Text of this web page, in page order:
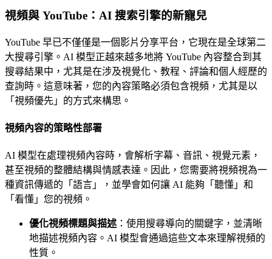
視頻與 YouTube：AI 搜索引擎的新寵兒
YouTube 早已不僅僅是一個影片分享平台，它現在是全球第二
大搜尋引擎。AI 模型正越來越多地將 YouTube 內容整合到其
搜尋結果中，尤其是在涉及視覺化、教程、評論和個人經歷的
查詢時。這意味著，您的內容策略必須包含視頻，尤其是以
「視頻優先」的方式來構思。
視頻內容的策略性部署
AI 模型在處理視頻內容時，會解析字幕、音訊、視覺元素，
甚至視頻的整體結構與情感表達。因此，您需要將視頻視為一
種資訊傳遞的「語言」，並學會如何讓 AI 能夠「聽懂」和
「看懂」您的視頻。
優化視頻標題與描述 ：使用搜尋導向的關鍵字，並清晰
地描述視頻內容。AI 模型會通過這些文本來理解視頻的
性質。